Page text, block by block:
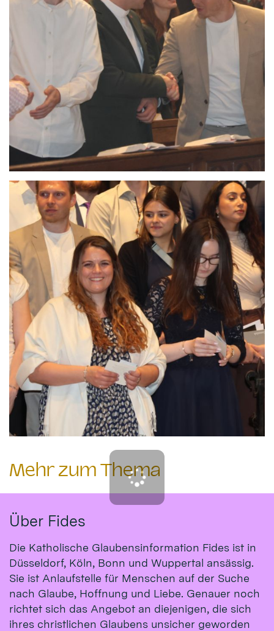
Mehr zum Thema
Über Fides
Die Katholische Glaubensinformation Fides ist in
Düsseldorf, Köln, Bonn und Wuppertal ansässig.
Sie ist Anlaufstelle für Menschen auf der Suche
nach Glaube, Hoffnung und Liebe. Genauer noch
richtet sich das Angebot an diejenigen, die sich
ihres christlichen Glaubens unsicher geworden